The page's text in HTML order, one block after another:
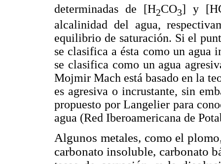
determinadas de [H2CO3] y
alcalinidad del agua,
equilibrio de saturación. Si el
se clasifica a ésta como un agua
se clasifica como un agua
Mojmir Mach está basado en la
es agresiva o incrustante, sin
propuesto por Langelier para
agua (Red Iberoamericana de
Algunos metales, como el
carbonato insoluble, carbonato